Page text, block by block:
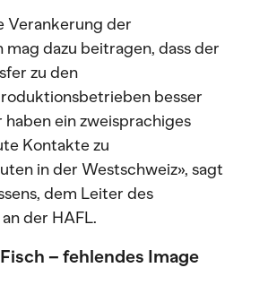
Verankerung der
mag dazu beitragen, dass der
zu den
besser
ein zweisprachiges
Kontakte zu
in der Westschweiz», sagt
dem Leiter des
der HAFL.
– fehlendes Image